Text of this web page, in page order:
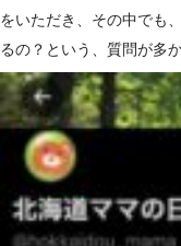
をいただき、その中でも
るの？という、質問が多